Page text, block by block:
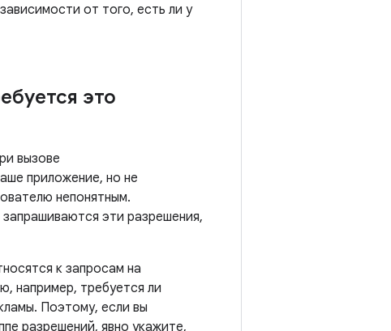
от того, есть ли у
это
вызове
приложение, но не
непонятным.
эти разрешения,
к запросам на
например, требуется ли
Поэтому, если вы
разрешений, явно укажите,